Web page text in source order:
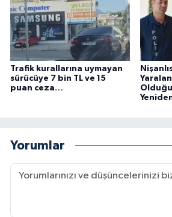
Trafik kurallarına uymayan
sürücüye 7 bin TL ve 15
puan ceza…
Yorumlar